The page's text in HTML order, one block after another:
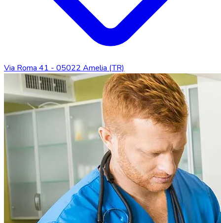
Via Roma 41 - 05022 Amelia (TR)